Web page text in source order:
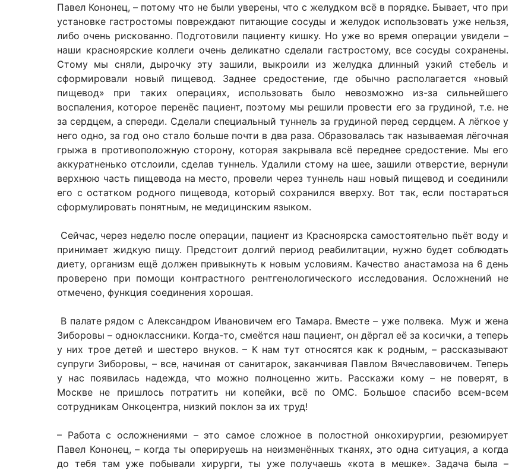
Павел Кононец, – потому что не были уверены, что с желудком всё в порядке. Бывает, что при
установке гастростомы повреждают питающие сосуды и желудок использовать уже нельзя,
либо очень рискованно. Подготовили пациенту кишку. Но уже во время операции увидели –
наши красноярские коллеги очень деликатно сделали гастростому, все сосуды сохранены.
Стому мы сняли, дырочку эту зашили, выкроили из желудка длинный узкий стебель и
сформировали новый пищевод. Заднее средостение, где обычно располагается «новый
пищевод» при таких операциях, использовать было невозможно из-за сильнейшего
воспаления, которое перенёс пациент, поэтому мы решили провести его за грудиной, т.е. не
за сердцем, а спереди. Сделали специальный туннель за грудиной перед сердцем. А лёгкое у
него одно, за год оно стало больше почти в два раза. Образовалась так называемая лёгочная
грыжа в противоположную сторону, которая закрывала всё переднее средостение. Мы его
аккуратненько отслоили, сделав туннель. Удалили стому на шее, зашили отверстие, вернули
верхнюю часть пищевода на место, провели через туннель наш новый пищевод и соединили
его с остатком родного пищевода, который сохранился вверху. Вот так, если постараться
сформулировать понятным, не медицинским языком.
Сейчас, через неделю после операции, пациент из Красноярска самостоятельно пьёт воду и
принимает жидкую пищу. Предстоит долгий период реабилитации, нужно будет соблюдать
диету, организм ещё должен привыкнуть к новым условиям. Качество анастамоза на 6 день
проверено при помощи контрастного рентгенологического исследования. Осложнений не
отмечено, функция соединения хорошая.
В палате рядом с Александром Ивановичем его Тамара. Вместе – уже полвека. Муж и жена
Зиборовы – одноклассники. Когда-то, смеётся наш пациент, он дёргал её за косички, а теперь
у них трое детей и шестеро внуков. – К нам тут относятся как к родным, – рассказывают
супруги Зиборовы, – все, начиная от санитарок, заканчивая Павлом Вячеславовичем. Теперь
у нас появилась надежда, что можно полноценно жить. Расскажи кому – не поверят, в
Москве не пришлось потратить ни копейки, всё по ОМС. Большое спасибо всем-всем
сотрудникам Онкоцентра, низкий поклон за их труд!
– Работа с осложнениями – это самое сложное в полостной онкохирургии, резюмирует
Павел Кононец, – когда ты оперируешь на неизменённых тканях, это одна ситуация, а когда
до тебя там уже побывали хирурги, ты уже получаешь «кота в мешке». Задача была –